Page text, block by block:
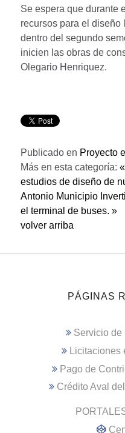
Se espera que durante
recursos para el diseño
dentro del segundo
inicien las obras de
Olegario Henriquez.
Publicado en Proyecto
Más en esta categoría:
estudios de diseño de
Antonio Municipio
el terminal de buses. »
volver arriba
PÁGINAS
Servicio de
Licitaciones
Pago de
Crédito Aval